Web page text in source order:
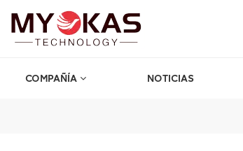
COMPAÑÍA NOTICIAS